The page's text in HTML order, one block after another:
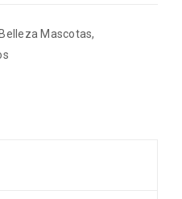
Belleza Mascotas,